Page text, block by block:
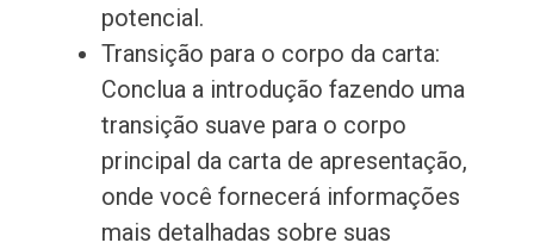
potencial.
Transição para o corpo da carta:
Conclua a introdução fazendo uma
transição suave para o corpo
principal da carta de apresentação,
onde você fornecerá informações
mais detalhadas sobre suas